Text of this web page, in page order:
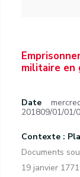
militaire en
Date
201809/01/01/
Contexte :
Documents
19 janvier